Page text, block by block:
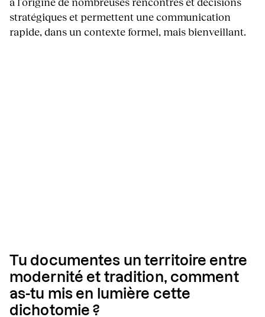
stratégiques et permettent une communication
rapide, dans un contexte formel, mais bienveillant.
Tu documentes un territoire entre
modernité et tradition, comment
as-tu mis en lumière cette
dichotomie ?